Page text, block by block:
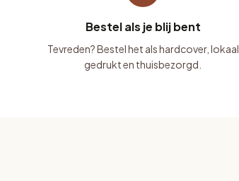
Bestel als je blij bent
Tevreden? Bestel het als hardcover, lokaal
gedrukt en thuisbezorgd.